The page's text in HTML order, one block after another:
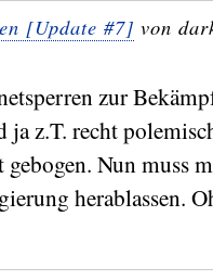
[Update #7] von
zur
z.T. recht
Nun muss
herablassen.